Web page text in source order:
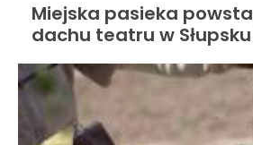
Miejska pasieka
dachu teatru w Słupsku